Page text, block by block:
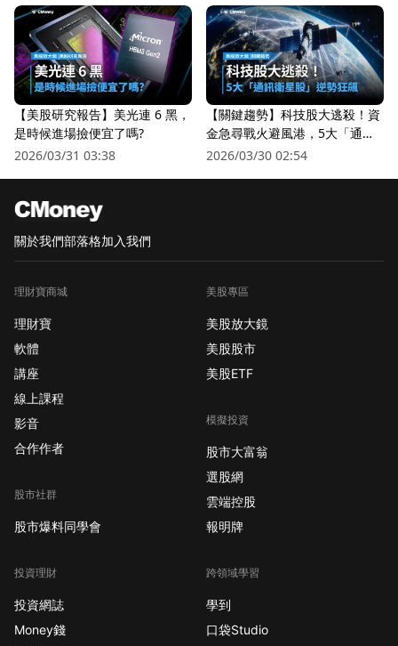
【美股研究報告】美光連 6 黑，
是時候進場撿便宜了嗎?
2026/03/31 03:38
【關鍵趨勢】科技股大逃殺！資
金急尋戰火避風港，5大「通訊
衛星股」逆勢狂飆
2026/03/30 02:54
關於我們部落格加入我們
理財寶商城
理財寶
軟體
講座
線上課程
影音
合作作者
股市社群
股市爆料同學會
投資理財
投資網誌
Money錢
美股專區
美股放大鏡
美股股市
美股ETF
模擬投資
股市大富翁
選股網
雲端控股
報明牌
跨領域學習
學到
口袋Studio